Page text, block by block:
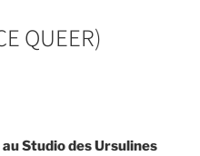
QUEER)
Studio des Ursulines